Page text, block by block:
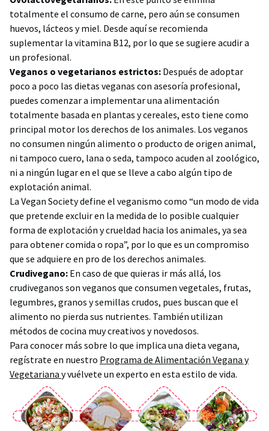
totalmente el consumo de carne, pero aún se consumen
huevos, lácteos y miel. Desde aquí se recomienda
suplementar la vitamina B12, por lo que se sugiere acudir a
un profesional.
Veganos o vegetarianos estrictos: Después de adoptar
poco a poco las dietas veganas con asesoría profesional,
puedes comenzar a implementar una alimentación
totalmente basada en plantas y cereales, esto tiene como
principal motor los derechos de los animales. Los veganos
no consumen ningún alimento o producto de origen animal,
ni tampoco cuero, lana o seda, tampoco acuden al zoológico,
ni a ningún lugar en el que se lleve a cabo algún tipo de
explotación animal.
La Vegan Society define el veganismo como “un modo de vida
que pretende excluir en la medida de lo posible cualquier
forma de explotación y crueldad hacia los animales, ya sea
para obtener comida o ropa”, por lo que es un compromiso
que se adquiere en pro de los derechos animales.
Crudivegano: En caso de que quieras ir más allá, los
crudiveganos son veganos que consumen vegetales, frutas,
legumbres, granos y semillas crudos, pues buscan que el
alimento no pierda sus nutrientes. También utilizan
métodos de cocina muy creativos y novedosos.
Para conocer más sobre lo que implica una dieta vegana,
regístrate en nuestro Programa de Alimentación Vegana y
Vegetariana y vuélvete un experto en esta estilo de vida.